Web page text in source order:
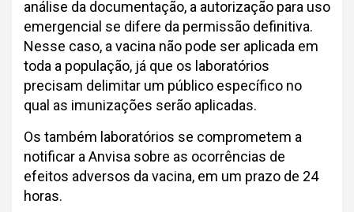
análise da documentação, a autorização para uso
emergencial se difere da permissão definitiva.
Nesse caso, a vacina não pode ser aplicada em
toda a população, já que os laboratórios
precisam delimitar um público específico no
qual as imunizações serão aplicadas.
Os também laboratórios se comprometem a
notificar a Anvisa sobre as ocorrências de
efeitos adversos da vacina, em um prazo de 24
horas.